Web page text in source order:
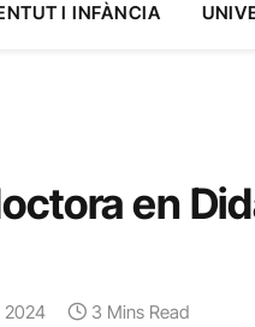
I INFÀNCIA
en
2024 3 Mins Read